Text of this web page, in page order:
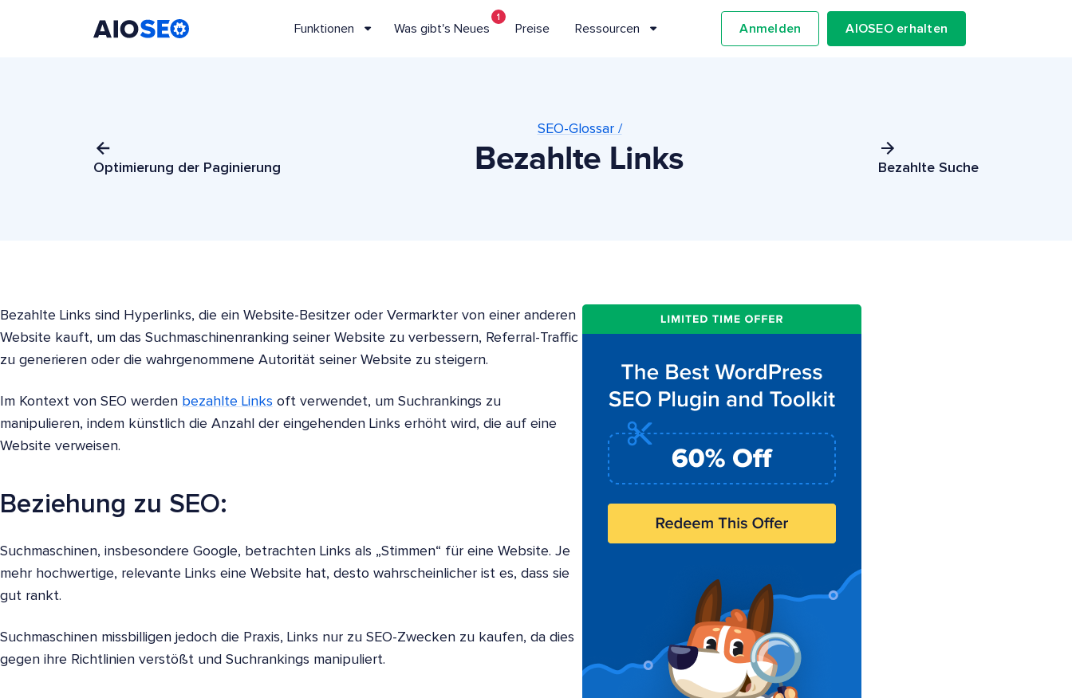
Funktionen Was gibt's Neues
1
Preise Ressourcen Anmelden AIOSEO erhalten
Optimierung der Paginierung
SEO-Glossar /
Bezahlte Links Bezahlte Suche
Bezahlte Links sind Hyperlinks, die ein Website-Besitzer oder Vermarkter von einer anderen
Website kauft, um das Suchmaschinenranking seiner Website zu verbessern, Referral-Traffic
zu generieren oder die wahrgenommene Autorität seiner Website zu steigern.
Im Kontext von SEO werden bezahlte Links oft verwendet, um Suchrankings zu
manipulieren, indem künstlich die Anzahl der eingehenden Links erhöht wird, die auf eine
Website verweisen.
Beziehung zu SEO:
Suchmaschinen, insbesondere Google, betrachten Links als „Stimmen“ für eine Website. Je
mehr hochwertige, relevante Links eine Website hat, desto wahrscheinlicher ist es, dass sie
gut rankt.
Suchmaschinen missbilligen jedoch die Praxis, Links nur zu SEO-Zwecken zu kaufen, da dies
gegen ihre Richtlinien verstößt und Suchrankings manipuliert.